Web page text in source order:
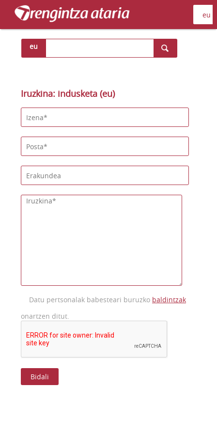
eu
Iruzkina: indusketa (eu)
Datu pertsonalak babesteari buruzko baldintzak
onartzen ditut.